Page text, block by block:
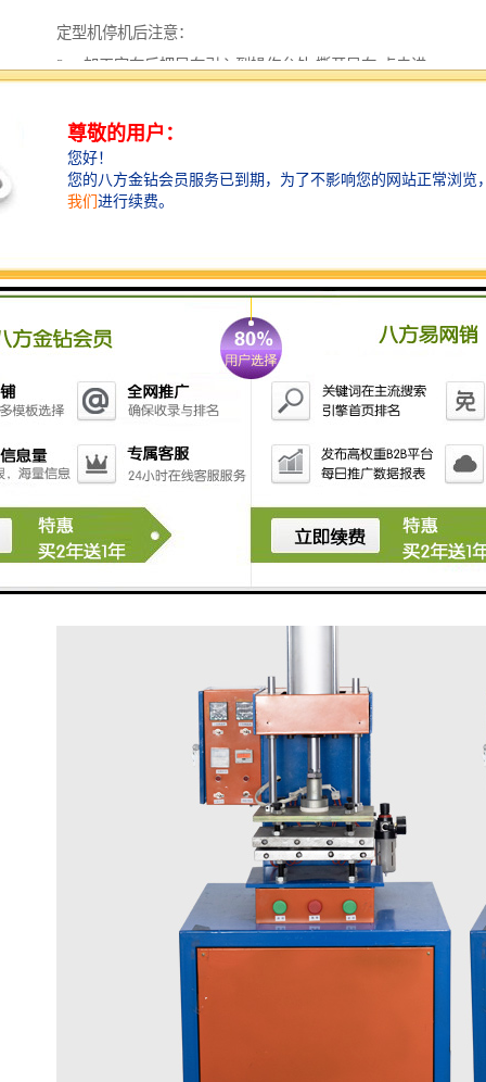
定型机停机后注意：
2． 加工完布后把导布引入到操作台处,撕开导布,点击进
器后半部分，待导布头到达出布 超喂辊时停机，把导布
与导带连接，关闭冷却筒张力马达至“0”开动机器后半部
分至导布完全出出布架停机。关闭出布总控制按钮至红
度，循环风机功率50%，抽风机手动控制并以功率抽
风，这样可以有效的清除烘箱内残存的湿气，从而起到
保养烘箱的作用。运行约30分钟后关闭加热系统，让循
环风机和抽风机继续运行至烘箱内温度降到100度以下以
后再关闭。
2．闭电柜电源总控制开关至“OFF”，电脑自动存储加工
数据后关闭，对整机进行清洁工作。